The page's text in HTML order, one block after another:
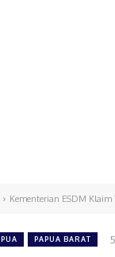
Kementerian ESDM Klaim
PAPUA BARAT